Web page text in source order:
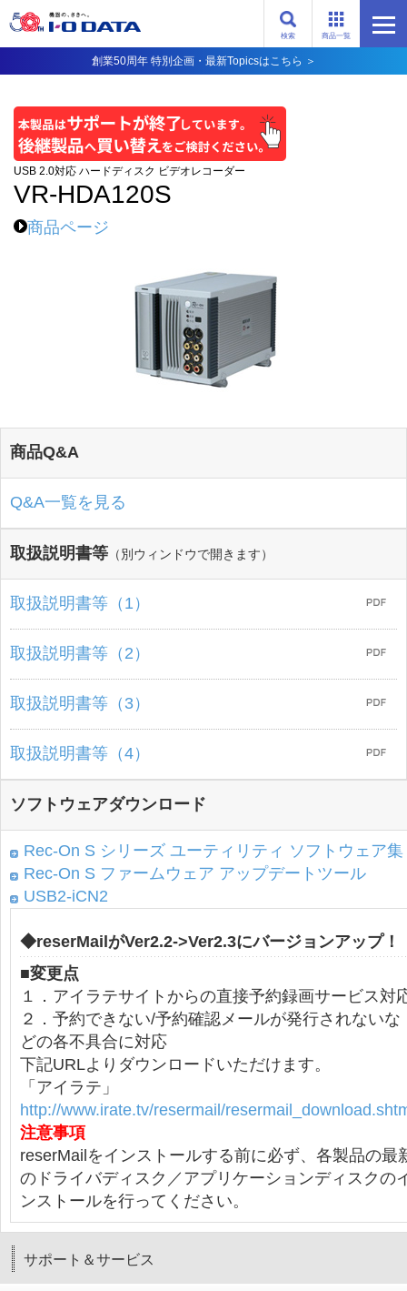
商品一覧
検索
創業50周年 特別企画・最新Topicsはこちら ＞
USB 2.0対応 ハードディスク ビデオレコーダー
VR-HDA120S
商品ページ
商品Q&A
Q&A一覧を見る
取扱説明書等 （別ウィンドウで開きます）
取扱説明書等（1）
取扱説明書等（2）
取扱説明書等（3）
取扱説明書等（4）
ソフトウェアダウンロード
Rec-On S シリーズ ユーティリティ ソフトウェア集
Rec-On S ファームウェア アップデートツール
USB2-iCN2
◆reserMailがVer2.2->Ver2.3にバージョンアップ！
■変更点
１．アイラテサイトからの直接予約録画サービス対
２．予約できない/予約確認メールが発行されないな
どの各不具合に対応
下記URLよりダウンロードいただけます。
「アイラテ」
http://www.irate.tv/resermail/
注意事項
reserMailをインストールする前に必ず、各製品の最
のドライバディスク／アプリケーションディスクの
ンストールを行ってください。
サポート＆サービス